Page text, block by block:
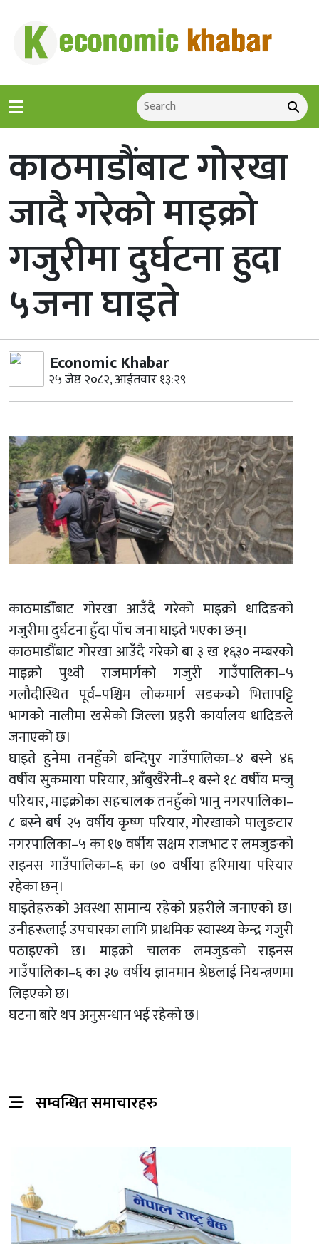
काठमाडौंबाट गोरखा
जादै गरेको माइक्रो
गजुरीमा दुर्घटना हुदा
५जना घाइते
Economic Khabar
२५ जेष्ठ २०८२, आईतवार १३:२९
काठमाडौँबाट गोरखा आउँदै गरेको माइक्रो धादिङको
गजुरीमा दुर्घटना हुँदा पाँच जना घाइते भएका छन्।
काठमाडौंबाट गोरखा आउँदै गरेको बा ३ ख १६३० नम्बरको
माइक्रो पुथ्वी राजमार्गको गजुरी गाउँपालिका–५
गलौदीस्थित पूर्व–पश्चिम लोकमार्ग सडकको भित्तापट्टि
भागको नालीमा खसेको जिल्ला प्रहरी कार्यालय धादिङले
जनाएको छ।
घाइते हुनेमा तनहुँको बन्दिपुर गाउँपालिका–४ बस्ने ४६
वर्षीय सुकमाया परियार, आँबुखैरेनी–१ बस्ने १८ वर्षीय मन्जु
परियार, माइक्रोका सहचालक तनहुँको भानु नगरपालिका–
८ बस्ने बर्ष २५ वर्षीय कृष्ण परियार, गोरखाको पालुङटार
नगरपालिका–५ का १७ वर्षीय सक्षम राजभाट र लमजुङको
राइनस गाउँपालिका–६ का ७० वर्षीया हरिमाया परियार
रहेका छन्।
घाइतेहरुको अवस्था सामान्य रहेको प्रहरीले जनाएको छ।
उनीहरूलाई उपचारका लागि प्राथमिक स्वास्थ्य केन्द्र गजुरी
पठाइएको छ। माइक्रो चालक लमजुङको राइनस
गाउँपालिका–६ का ३७ वर्षीय ज्ञानमान श्रेष्ठलाई नियन्त्रणमा
लिइएको छ।
घटना बारे थप अनुसन्धान भई रहेको छ।
सम्वन्धित समाचारहरु